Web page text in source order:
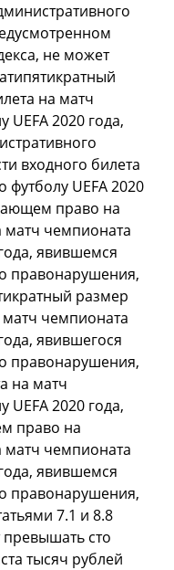
не может
на матч
2020 года,
входного билета
UEFA 2020
право на
матч чемпионата
явившемся
правонарушения,
размер
матч чемпионата
явившегося
правонарушения,
на матч
2020 года,
право на
матч чемпионата
явившемся
правонарушения,
7.1 и 8.8
сто
тысяч рублей